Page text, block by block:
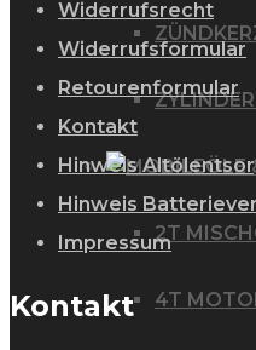
ÖLE
2T
4T
Widerrufsrecht
Widerrufsformular
Retourenformular
Kontakt
Hinweis
Hinweis
Impressum
Kontakt